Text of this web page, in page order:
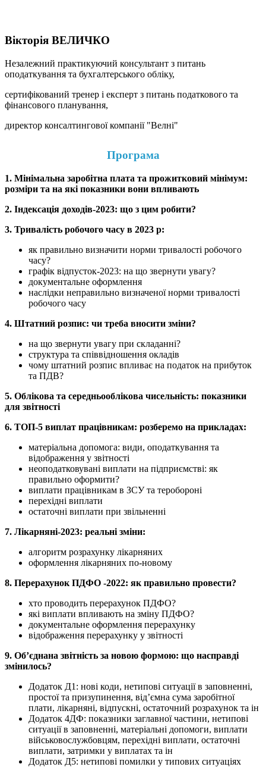
Вікторія ВЕЛИЧКО
Незалежний практикуючий консультант з питань
оподаткування та бухгалтерського обліку,
сертифікований тренер і експерт з питань податкового та
фінансового планування,
директор консалтингової компанії "Велні"
Програма
1. Мінімальна заробітна плата та прожитковий мінімум:
розміри та на які показники вони впливають
2. Індексація доходів-2023: що з цим робити?
3. Тривалість робочого часу в 2023 р:
як правильно визначити норми тривалості робочого
часу?
графік відпусток-2023: на що звернути увагу?
документальне оформлення
наслідки неправильно визначеної норми тривалості
робочого часу
4. Штатний розпис: чи треба вносити зміни?
на що звернути увагу при складанні?
структура та співвідношення окладів
чому штатний розпис впливає на податок на прибуток
та ПДВ?
5. Облікова та середньооблікова чисельність: показники
для звітності
6. ТОП-5 виплат працівникам: розберемо на прикладах:
матеріальна допомога: види, оподаткування та
відображення у звітності
неоподатковувані виплати на підприємстві: як
правильно оформити?
виплати працівникам в ЗСУ та теробороні
перехідні виплати
остаточні виплати при звільненні
7. Лікарняні-2023: реальні зміни:
алгоритм розрахунку лікарняних
оформлення лікарняних по-новому
8. Перерахунок ПДФО -2022: як правильно провести?
хто проводить перерахунок ПДФО?
які виплати впливають на зміну ПДФО?
документальне оформлення перерахунку
відображення перерахунку у звітності
9. Об’єднана звітність за новою формою: що насправді
змінилось?
Додаток Д1: нові коди, нетипові ситуації в заповненні,
простої та призупинення, від’ємна сума заробітної
плати, лікарняні, відпускні, остаточний розрахунок та ін
Додаток 4ДФ: показники заглавної частини, нетипові
ситуації в заповненні, матеріальні допомоги, виплати
військовослужбовцям, перехідні виплати, остаточні
виплати, затримки у виплатах та ін
Додаток Д5: нетипові помилки у типових ситуаціях